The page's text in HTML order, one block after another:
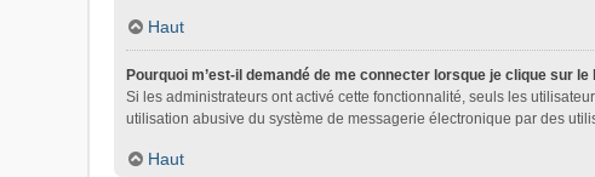
Haut
Pourquoi m’est-il demandé de me connecter lorsque je clique sur
Si les administrateurs ont activé cette fonctionnalité, seuls les
utilisation abusive du système de messagerie électronique par des
Haut